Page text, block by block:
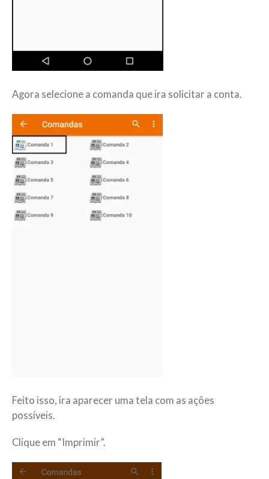
Agora selecione a comanda que ira solicitar a conta.
Feito isso, ira aparecer uma tela com as ações
possíveis.
Clique em “Imprimir”.